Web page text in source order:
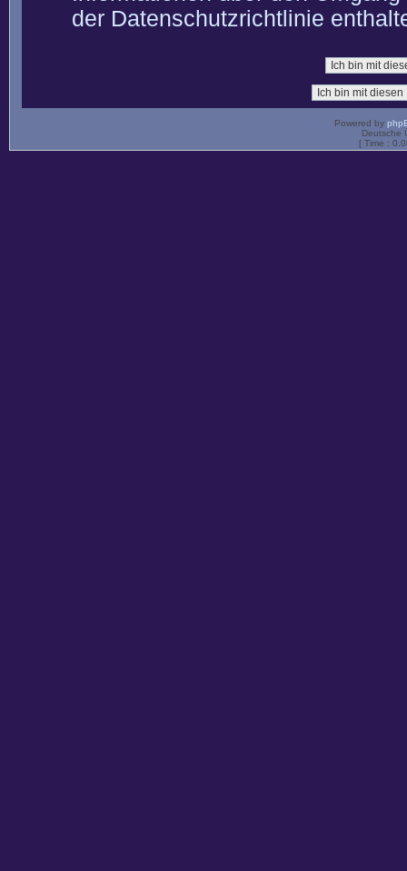
der Datenschutzrichtlinie
Powered by
Deutsche
[ Time :